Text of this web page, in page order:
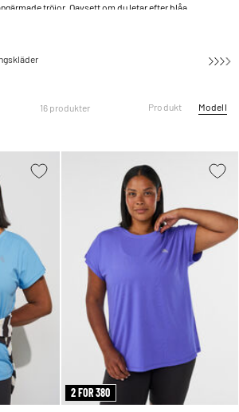
tröjor. Oavsett om du letar efter blåa
att förvara dina småsaker eller en blå tränings-BH för
Fitnesskläder
16 produkter Produkt Modell
2 FOR 380